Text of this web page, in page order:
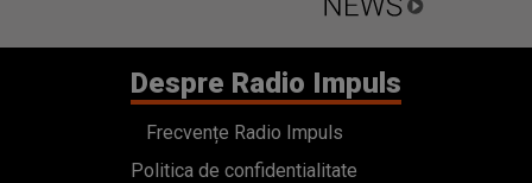
Despre Radio Impuls
Frecvențe Radio Impuls
Politica de confidentialitate